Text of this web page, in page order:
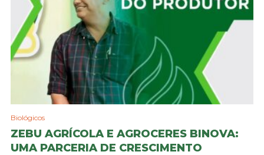
Biológicos
ZEBU AGRÍCOLA E AGROCERES BINOVA:
UMA PARCERIA DE CRESCIMENTO